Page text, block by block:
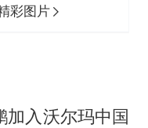
彩图片
加入沃尔玛中国